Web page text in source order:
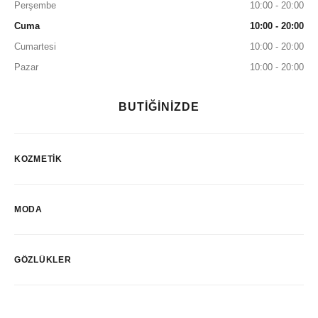
Perşembe
10:00 - 20:00
Cuma
10:00 - 20:00
Cumartesi
10:00 - 20:00
Pazar
10:00 - 20:00
BUTİĞİNİZDE
KOZMETIK
MODA
GÖZLÜKLER